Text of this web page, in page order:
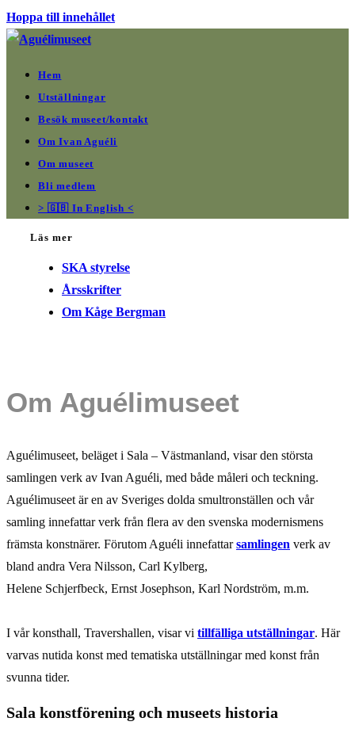
Hoppa till innehållet
Hem
Utställningar
Besök museet/kontakt
Om Ivan Aguéli
Om museet
Bli medlem
> 🇬🇧 In English <
Läs mer
SKA styrelse
Årsskrifter
Om Kåge Bergman
Om Aguélimuseet
Aguélimuseet, beläget i Sala – Västmanland, visar den största
samlingen verk av Ivan Aguéli, med både måleri och teckning.
Aguélimuseet är en av Sveriges dolda smultronställen och vår
samling innefattar verk från flera av den svenska modernismens
främsta konstnärer. Förutom Aguéli innefattarsamlingen verk av
bland andra Vera Nilsson, Carl Kylberg,
Helene Schjerfbeck, Ernst Josephson, Karl Nordström, m.m.
I vår konsthall, Travershallen, visar vi tillfälliga utställningar. Här
varvas nutida konst med tematiska utställningar med konst från
svunna tider.
Sala konstförening och museets historia